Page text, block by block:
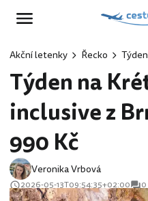
Akční letenky Řecko
Týden na
inclusive z
990 Kč
Veronika Vrbová
2026-05-13T09:54:35+02:00